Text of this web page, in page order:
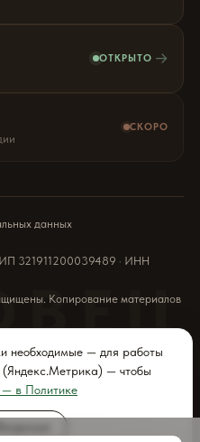
ОТКРЫТО →
СКОРО
данных
321911200039489 · ИНН
Копирование материалов
необходимые — для работы
(Яндекс.Метрика) — чтобы
в Политике